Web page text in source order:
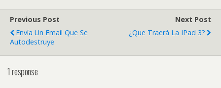
Previous Post
Envía Un Email Que Se
Autodestruye
Next Post
¿Que Traerá La IPad 3?
1 response